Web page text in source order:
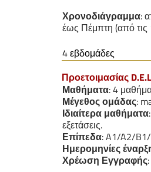
Χρονοδιάγραμμα:
έως Πέμπτη (από τις
4 εβδομάδες
Προετοιμασίας
Μαθήματα: 4
Μέγεθοςομάδας:
Ιδιαίτερα μαθήματα
εξετάσεις.
Επίπεδα: A1/A2/
Ημερομηνίες
Χρέωση Εγγραφής